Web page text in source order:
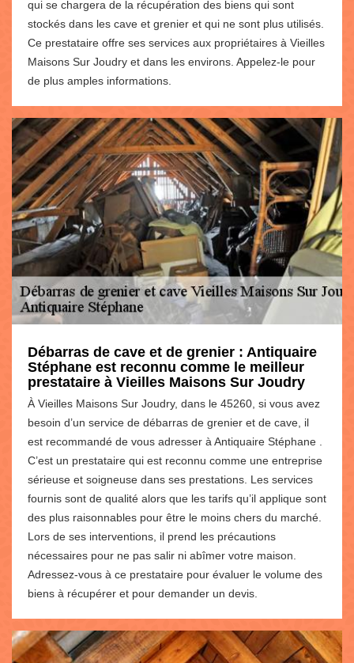
qui se chargera de la récupération des biens qui sont
stockés dans les cave et grenier et qui ne sont plus utilisés.
Ce prestataire offre ses services aux propriétaires à Vieilles
Maisons Sur Joudry et dans les environs. Appelez-le pour
de plus amples informations.
Débarras de cave et de grenier : Antiquaire
Stéphane est reconnu comme le meilleur
prestataire à Vieilles Maisons Sur Joudry
À Vieilles Maisons Sur Joudry, dans le 45260, si vous avez
besoin d’un service de débarras de grenier et de cave, il
est recommandé de vous adresser à Antiquaire Stéphane .
C’est un prestataire qui est reconnu comme une entreprise
sérieuse et soigneuse dans ses prestations. Les services
fournis sont de qualité alors que les tarifs qu’il applique sont
des plus raisonnables pour être le moins chers du marché.
Lors de ses interventions, il prend les précautions
nécessaires pour ne pas salir ni abîmer votre maison.
Adressez-vous à ce prestataire pour évaluer le volume des
biens à récupérer et pour demander un devis.